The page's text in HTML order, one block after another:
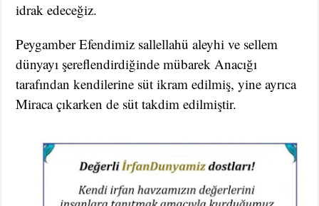
idrak edeceğiz.
Peygamber Efendimiz sallellahü aleyhi ve sellem
dünyayı şereflendirdiğinde mübarek Anacığı
tarafından kendilerine süt ikram edilmiş, yine ayrıca
Miraca çıkarken de süt takdim edilmiştir.